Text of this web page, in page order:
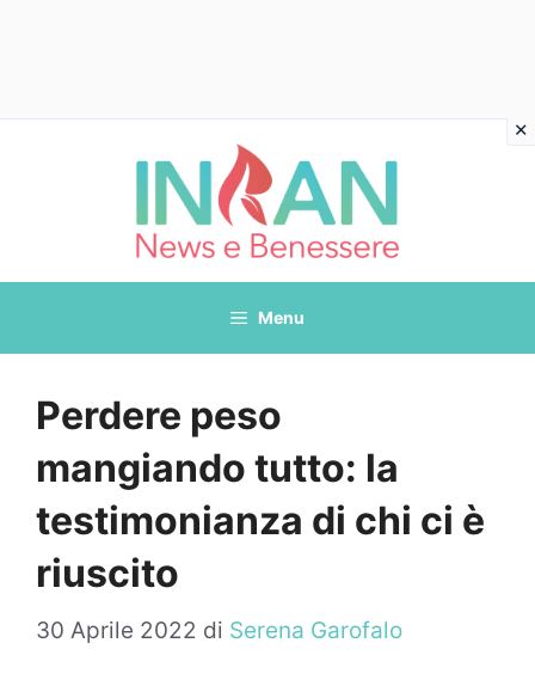
Menu
Perdere peso
mangiando tutto: la
testimonianza di chi ci è
riuscito
30 Aprile 2022 di Serena Garofalo